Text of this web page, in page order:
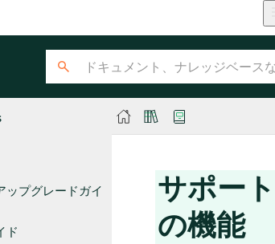
ップグレードガイ
ド
サポー
の機能